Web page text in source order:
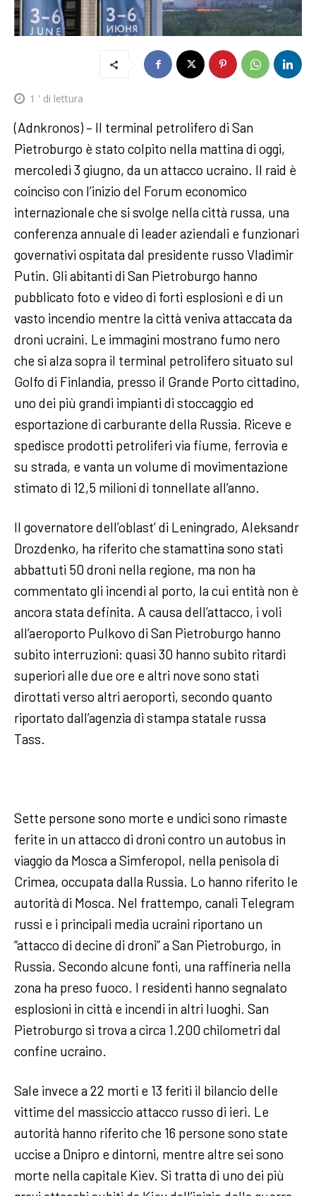
1 ' di lettura
(Adnkronos) – Il terminal petrolifero di San
Pietroburgo è stato colpito nella mattina di oggi,
mercoledì 3 giugno, da un attacco ucraino. Il raid è
coinciso con l’inizio del Forum economico
internazionale che si svolge nella città russa, una
conferenza annuale di leader aziendali e funzionari
governativi ospitata dal presidente russo Vladimir
Putin. Gli abitanti di San Pietroburgo hanno
pubblicato foto e video di forti esplosioni e di un
vasto incendio mentre la città veniva attaccata da
droni ucraini. Le immagini mostrano fumo nero
che si alza sopra il terminal petrolifero situato sul
Golfo di Finlandia, presso il Grande Porto cittadino,
uno dei più grandi impianti di stoccaggio ed
esportazione di carburante della Russia. Riceve e
spedisce prodotti petroliferi via fiume, ferrovia e
su strada, e vanta un volume di movimentazione
stimato di 12,5 milioni di tonnellate all’anno.
Il governatore dell’oblast’ di Leningrado, Aleksandr
Drozdenko, ha riferito che stamattina sono stati
abbattuti 50 droni nella regione, ma non ha
commentato gli incendi al porto, la cui entità non è
ancora stata definita. A causa dell’attacco, i voli
all’aeroporto Pulkovo di San Pietroburgo hanno
subito interruzioni: quasi 30 hanno subito ritardi
superiori alle due ore e altri nove sono stati
dirottati verso altri aeroporti, secondo quanto
riportato dall’agenzia di stampa statale russa
Tass.
Sette persone sono morte e undici sono rimaste
ferite in un attacco di droni contro un autobus in
viaggio da Mosca a Simferopol, nella penisola di
Crimea, occupata dalla Russia. Lo hanno riferito le
autorità di Mosca. Nel frattempo, canali Telegram
russi e i principali media ucraini riportano un
“attacco di decine di droni” a San Pietroburgo, in
Russia. Secondo alcune fonti, una raffineria nella
zona ha preso fuoco. I residenti hanno segnalato
esplosioni in città e incendi in altri luoghi. San
Pietroburgo si trova a circa 1.200 chilometri dal
confine ucraino.
Sale invece a 22 morti e 13 feriti il bilancio delle
vittime del massiccio attacco russo di ieri. Le
autorità hanno riferito che 16 persone sono state
uccise a Dnipro e dintorni, mentre altre sei sono
morte nella capitale Kiev. Si tratta di uno dei più